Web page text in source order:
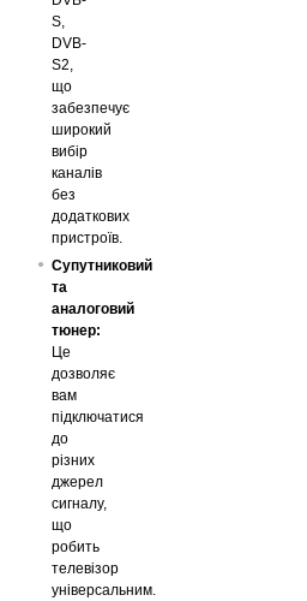
S,
DVB-
S2,
що
забезпечує
широкий
вибір
каналів
без
додаткових
пристроїв.
Супутниковий
та
аналоговий
тюнер:
Це
дозволяє
вам
підключатися
до
різних
джерел
сигналу,
що
робить
телевізор
універсальним.